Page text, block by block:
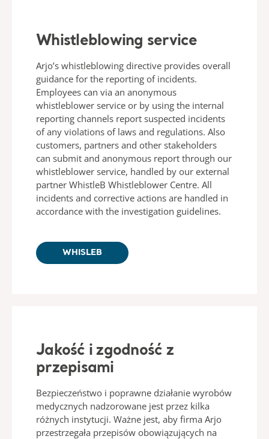
Whistleblowing service
Arjo’s whistleblowing directive provides overall
guidance for the reporting of incidents.
Employees can via an anonymous
whistleblower service or by using the internal
reporting channels report suspected incidents
of any violations of laws and regulations. Also
customers, partners and other stakeholders
can submit and anonymous report through our
whistleblower service, handled by our external
partner WhistleB Whistleblower Centre. All
incidents and corrective actions are handled in
accordance with the investigation guidelines.
WHISLEB
Jakość i zgodność z
przepisami
Bezpieczeństwo i poprawne działanie wyrobów
medycznych nadzorowane jest przez kilka
różnych instytucji. Ważne jest, aby firma Arjo
przestrzegała przepisów obowiązujących na